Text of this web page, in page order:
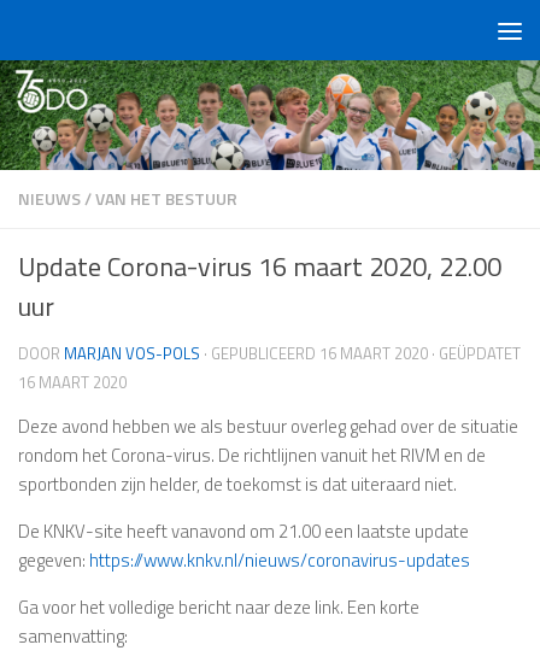
NIEUWS/VAN HET BESTUUR
Update Corona-virus 16 maart 2020, 22.00
uur
DOOR MARJAN VOS-POLS · GEPUBLICEERD 16 MAART 2020 · GEÜPDATET
16 MAART 2020
Deze avond hebben we als bestuur overleg gehad over de situatie
rondom het Corona-virus. De richtlijnen vanuit het RIVM en de
sportbonden zijn helder, de toekomst is dat uiteraard niet.
De KNKV-site heeft vanavond om 21.00 een laatste update
gegeven: https://www.knkv.nl/nieuws/coronavirus-updates
Ga voor het volledige bericht naar deze link. Een korte
samenvatting: